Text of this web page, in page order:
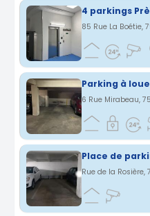
4 parkings
85 Rue La Boétie,
Parking à
6 Rue Mirabeau,
Rue de la Rosière,